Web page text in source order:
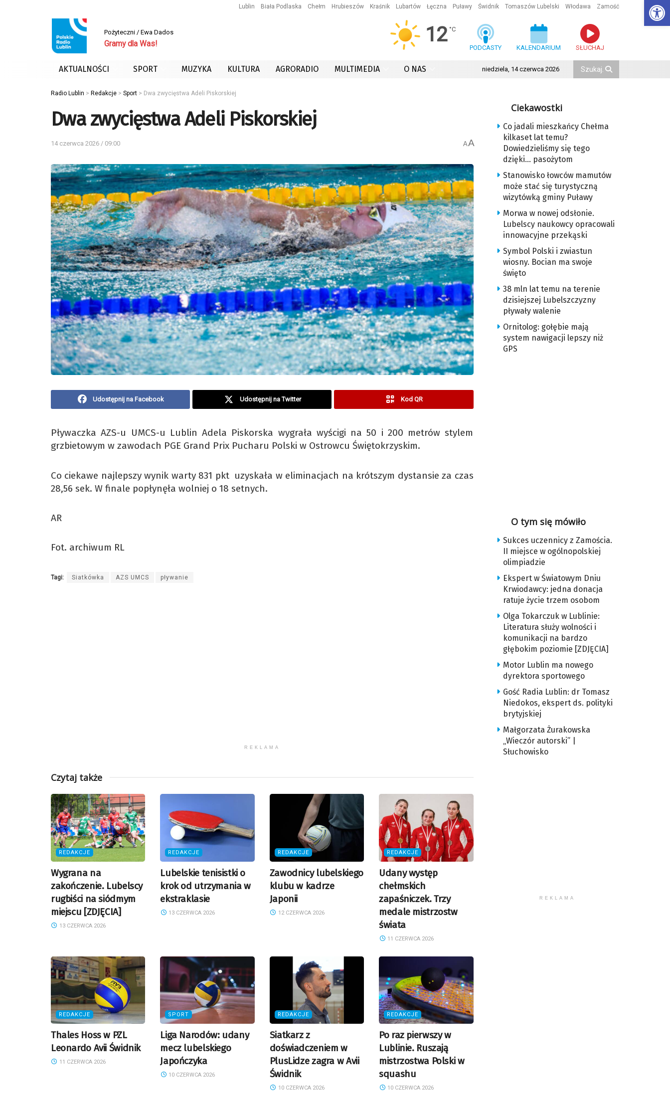
Lublin Biała Podlaska Chełm Hrubieszów Kraśnik Lubartów Łęczna Puławy Świdnik Tomaszów Lubelski Włodawa Zamość
Pożyteczni / Ewa Dados
Gramy dla Was! 12 °C
PODCASTY KALENDARIUM SŁUCHAJ
AKTUALNOŚCI SPORT MUZYKA KULTURA AGRORADIO MULTIMEDIA O NAS niedziela, 14 czerwca 2026
Radio Lublin > Redakcje > Sport > Dwa zwycięstwa Adeli Piskorskiej
Dwa zwycięstwa Adeli Piskorskiej
14 czerwca 2026 / 09:00 AA
Udostępnij na Facebook Udostępnij na Twitter Kod QR
Pływaczka AZS-u UMCS-u Lublin Adela Piskorska wygrała wyścigi na 50 i 200 metrów stylem
grzbietowym w zawodach PGE Grand Prix Pucharu Polski w Ostrowcu Świętokrzyskim.
Co ciekawe najlepszy wynik warty 831 pkt uzyskała w eliminacjach na krótszym dystansie za czas
28,56 sek. W finale popłynęła wolniej o 18 setnych.
AR
Fot. archiwum RL
Tagi: Siatkówka AZS UMCS pływanie
REKLAMA
Czytaj także
REDAKCJE
Wygrana na
zakończenie. Lubelscy
rugbiści na siódmym
miejscu [ZDJĘCIA]
13 CZERWCA 2026
REDAKCJE
Lubelskie tenisistki o
krok od utrzymania w
ekstraklasie
13 CZERWCA 2026
REDAKCJE
Zawodnicy lubelskiego
klubu w kadrze
Japonii
12 CZERWCA 2026
REDAKCJE
Udany występ
chełmskich
zapaśniczek. Trzy
medale mistrzostw
świata
11 CZERWCA 2026
REDAKCJE
Thales Hoss w PZL
Leonardo Avii Świdnik
11 CZERWCA 2026
SPORT
Liga Narodów: udany
mecz lubelskiego
Japończyka
10 CZERWCA 2026
REDAKCJE
Siatkarz z
doświadczeniem w
PlusLidze zagra w Avii
Świdnik
10 CZERWCA 2026
REDAKCJE
Po raz pierwszy w
Lublinie. Ruszają
mistrzostwa Polski w
squashu
10 CZERWCA 2026
Ciekawostki
Co jadali mieszkańcy Chełma
kilkaset lat temu?
Dowiedzieliśmy się tego
dzięki… pasożytom
Stanowisko łowców mamutów
może stać się turystyczną
wizytówką gminy Puławy
Morwa w nowej odsłonie.
Lubelscy naukowcy opracowali
innowacyjne przekąski
Symbol Polski i zwiastun
wiosny. Bocian ma swoje
święto
38 mln lat temu na terenie
dzisiejszej Lubelszczyzny
pływały walenie
Ornitolog: gołębie mają
system nawigacji lepszy niż
GPS
O tym się mówiło
Sukces uczennicy z Zamościa.
II miejsce w ogólnopolskiej
olimpiadzie
Ekspert w Światowym Dniu
Krwiodawcy: jedna donacja
ratuje życie trzem osobom
Olga Tokarczuk w Lublinie:
Literatura służy wolności i
komunikacji na bardzo
głębokim poziomie [ZDJĘCIA]
Motor Lublin ma nowego
dyrektora sportowego
Gość Radia Lublin: dr Tomasz
Niedokos, ekspert ds. polityki
brytyjskiej
Małgorzata Żurakowska
„Wieczór autorski” |
Słuchowisko
REKLAMA